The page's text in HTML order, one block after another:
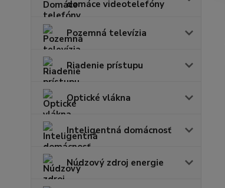
domáce videotelefóny
Pozemná televízia
Riadenie prístupu
Optické vlákna
Inteligentná domácnosť
Núdzový zdroj energie